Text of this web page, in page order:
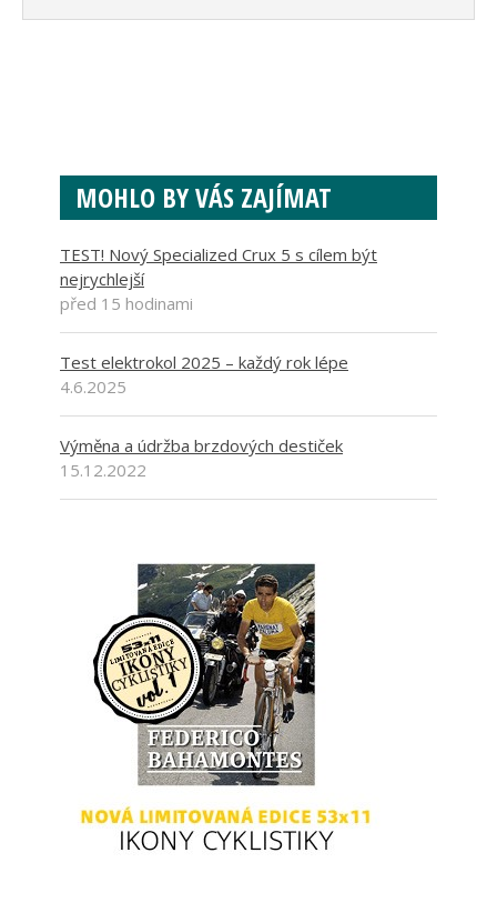
MOHLO BY VÁS ZAJÍMAT
TEST! Nový Specialized Crux 5 s cílem být
nejrychlejší
před 15 hodinami
Test elektrokol 2025 – každý rok lépe
4.6.2025
Výměna a údržba brzdových destiček
15.12.2022